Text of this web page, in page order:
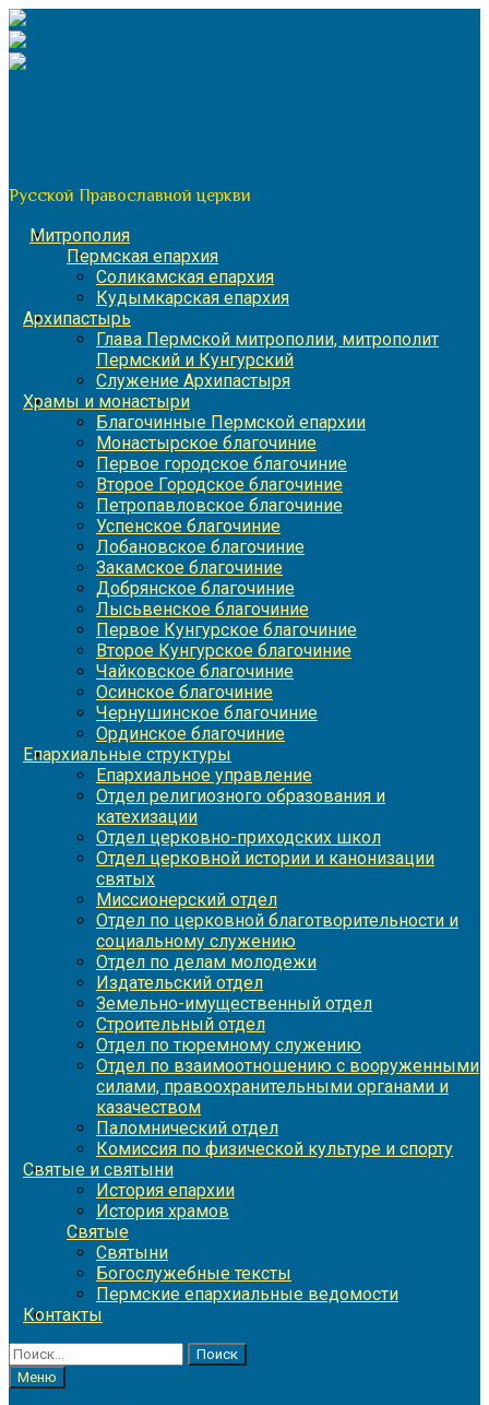
Перейти
к
содержимому
Русской Православной церкви
Митрополия
Пермская епархия
Соликамская епархия
Кудымкарская епархия
Архипастырь
Глава Пермской митрополии, митрополит
Пермский и Кунгурский
Служение Архипастыря
Храмы и монастыри
Благочинные Пермской епархии
Монастырское благочиние
Первое городское благочиние
Второе Городское благочиние
Петропавловское благочиние
Успенское благочиние
Лобановское благочиние
Закамское благочиние
Добрянское благочиние
Лысьвенское благочиние
Первое Кунгурское благочиние
Второе Кунгурское благочиние
Чайковское благочиние
Осинское благочиние
Чернушинское благочиние
Ординское благочиние
Епархиальные структуры
Епархиальное управление
Отдел религиозного образования и
катехизации
Отдел церковно-приходских школ
Отдел церковной истории и канонизации
святых
Миссионерский отдел
Отдел по церковной благотворительности и
социальному служению
Отдел по делам молодежи
Издательский отдел
Земельно-имущественный отдел
Строительный отдел
Отдел по тюремному служению
Отдел по взаимоотношению с вооруженными
силами, правоохранительными органами и
казачеством
Паломнический отдел
Комиссия по физической культуре и спорту
Святые и святыни
История епархии
История храмов
Святые
Святыни
Богослужебные тексты
Пермские епархиальные ведомости
Контакты
Найти:
Меню